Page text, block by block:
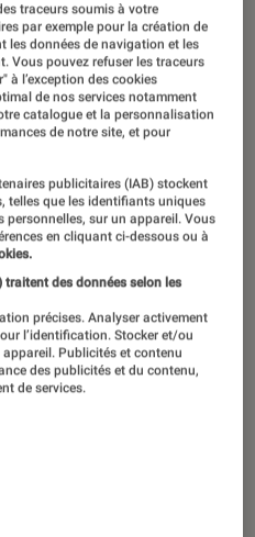
traceurs soumis à votre
par exemple pour la création de
les données de navigation et les
Vous pouvez refuser les traceurs
à l’exception des cookies
de nos services notamment
catalogue et la personnalisation
de notre site, et pour
publicitaires (IAB) stockent
telles que les identifiants uniques
personnelles, sur un appareil. Vous
en cliquant ci-dessous ou à
des données selon les
précises. Analyser activement
l’identification. Stocker et/ou
Publicités et contenu
des publicités et du contenu,
de services.